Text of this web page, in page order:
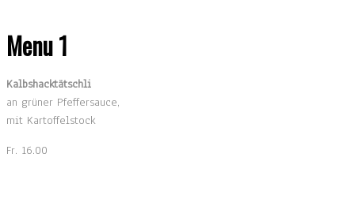
Menu 1
Kalbshacktätschli
an grüner Pfeffersauce,
mit Kartoffelstock
Fr. 16.00